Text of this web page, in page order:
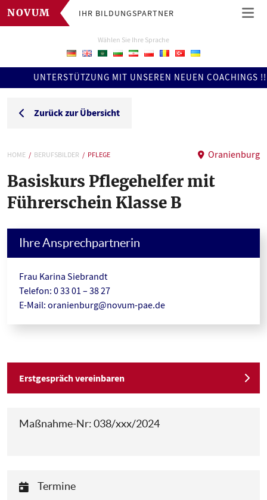
NOVUM IHR BILDUNGSPARTNER
Wählen Sie Ihre Sprache
UNTERSTÜTZUNG MIT UNSEREN NEUEN COACHINGS
Zurück zur Übersicht
HOME BERUFSBILDER PFLEGE Oranienburg
Basiskurs Pflegehelfer mit
Führerschein Klasse B
Ihre Ansprechpartnerin
Frau Karina Siebrandt
Telefon: 0 33 01 – 38 27
E-Mail: oranienburg@novum-pae.de
Erstgespräch vereinbaren
Maßnahme-Nr: 038/xxx/2024
Termine